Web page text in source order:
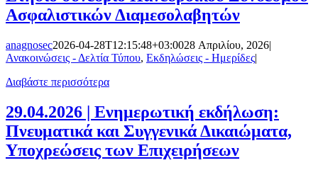
Ασφαλιστικών Διαμεσολαβητών
anagnosec2026-04-28T12:15:48+03:0028 Απριλίου, 2026|
Ανακοινώσεις - Δελτία Τύπου, Εκδηλώσεις - Ημερίδες|
Διαβάστε περισσότερα
29.04.2026 | Ενημερωτική εκδήλωση:
Πνευματικά και Συγγενικά Δικαιώματα,
Υποχρεώσεις των Επιχειρήσεων